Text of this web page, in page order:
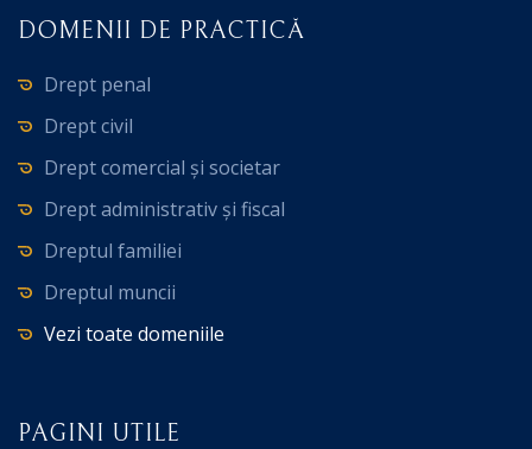
DOMENII DE PRACTICĂ
Drept penal
Drept civil
Drept comercial și societar
Drept administrativ și fiscal
Dreptul familiei
Dreptul muncii
Vezi toate domeniile
PAGINI UTILE